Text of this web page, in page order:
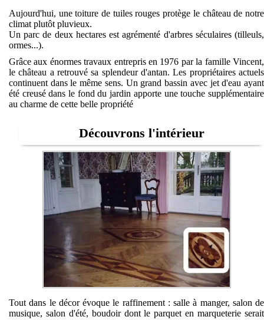
Aujourd'hui, une toiture de tuiles rouges protège le château de notre
climat plutôt pluvieux.
Un parc de deux hectares est agrémenté d'arbres séculaires (tilleuls,
ormes...).
Grâce aux énormes travaux entrepris en 1976 par la famille Vincent,
le château a retrouvé sa splendeur d'antan. Les propriétaires actuels
continuent dans le même sens. Un grand bassin avec jet d'eau ayant
été creusé dans le fond du jardin apporte une touche supplémentaire
au charme de cette belle propriété
Découvrons l'intérieur
Tout dans le décor évoque le raffinement : salle à manger, salon de
musique, salon d'été, boudoir dont le parquet en marqueterie serait